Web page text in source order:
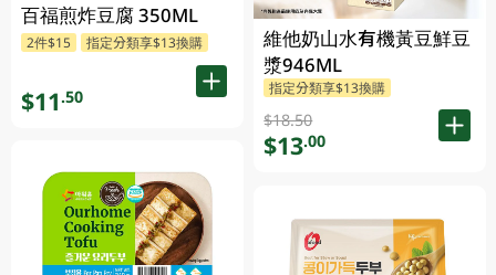
百福煎炸豆腐 350ML
2件$15 指定分類享$13換購
$11.50
維他奶山水有機黃豆鮮豆
漿946ML
指定分類享$13換購
$18.50
$13.00